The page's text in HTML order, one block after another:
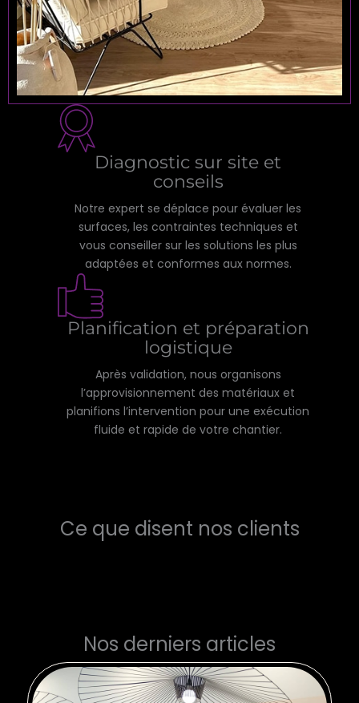
Diagnostic sur site et
conseils
Notre expert se déplace pour évaluer les
surfaces, les contraintes techniques et
vous conseiller sur les solutions les plus
adaptées et conformes aux normes.
Planification et préparation
logistique
Après validation, nous organisons
l’approvisionnement des matériaux et
planifions l’intervention pour une exécution
fluide et rapide de votre chantier.
Ce que disent nos clients
Nos derniers articles